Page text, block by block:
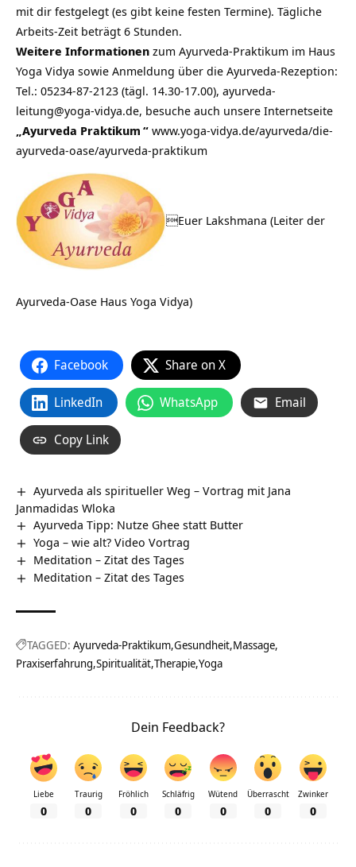
mit dir festgelegt (es gibt keine festen Termine). Tägliche
Arbeits-Zeit beträgt 6 Stunden.
Weitere Informationen zum Ayurveda-Praktikum im Haus
Yoga Vidya sowie Anmeldung über die Ayurveda-Rezeption:
Tel.: 05234-87-2123 (tägl. 14.30-17.00), ayurveda-
leitung@yoga-vidya.de, besuche auch unsere Internetseite
„Ayurveda Praktikum “ www.yoga-vidya.de/ayurveda/die-
ayurveda-oase/ayurveda-praktikum
Euer Lakshmana (Leiter der
Ayurveda-Oase Haus Yoga Vidya)
Facebook Share on X
LinkedIn WhatsApp Email
Copy Link
Ayurveda als spiritueller Weg – Vortrag mit Jana
Janmadidas Wloka
Ayurveda Tipp: Nutze Ghee statt Butter
Yoga – wie alt? Video Vortrag
Meditation – Zitat des Tages
Meditation – Zitat des Tages
TAGGED: Ayurveda-Praktikum Gesundheit Massage
Praxiserfahrung Spiritualität Therapie Yoga
Dein Feedback?
Liebe
0
Traurig
0
Fröhlich
0
Schläfrig
0
Wütend
0
Überrascht
0
Zwinker
0